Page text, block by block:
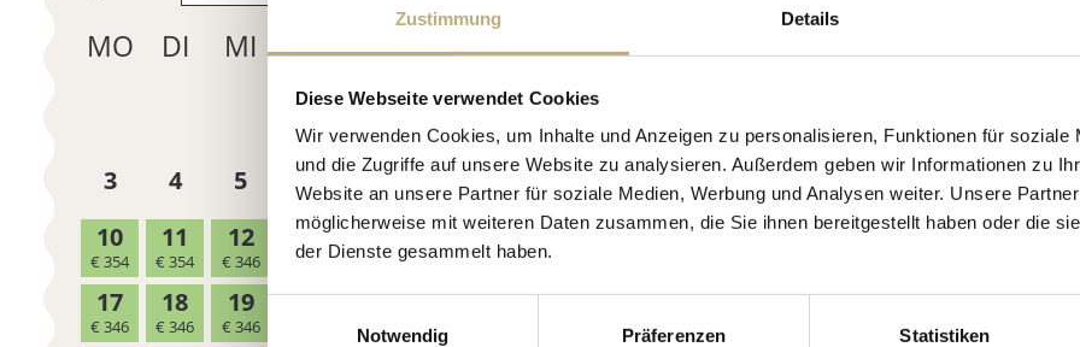
Zustimmung Details
Diese Webseite verwendet Cookies
Wir verwenden Cookies, um Inhalte und Anzeigen zu personalisieren, Funktionen für soziale
und die Zugriffe auf unsere Website zu analysieren. Außerdem geben wir Informationen zu
Website an unsere Partner für soziale Medien, Werbung und Analysen weiter. Unsere
möglicherweise mit weiteren Daten zusammen, die Sie ihnen bereitgestellt haben oder die
der Dienste gesammelt haben.
Notwendig
Präferenzen Statistiken